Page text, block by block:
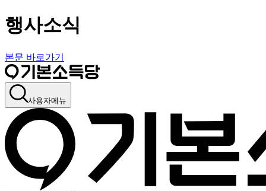
행사소식
본문 바로가기
사용자메뉴